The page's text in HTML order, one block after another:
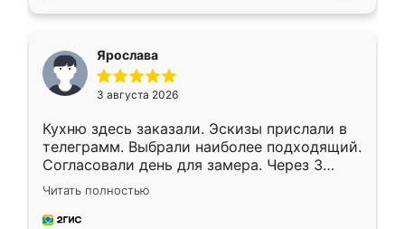
Ярослава
3 августа 2026
Кухню здесь заказали. Эскизы прислали в
телеграмм. Выбрали наиболее подходящий.
Согласовали день для замера. Через 3
недели кухня была уже готова. Остались
довольны работой. Спасибо Ренессанс
мебель за качественную работу!
Читать полностью